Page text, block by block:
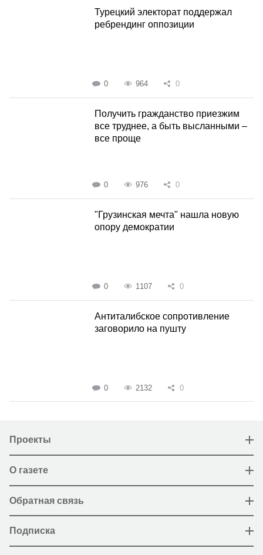
Турецкий электорат поддержал
ребрендинг оппозиции
0 964 0
Получить гражданство приезжим
все труднее, а быть высланными –
все проще
0 976 0
"Грузинская мечта" нашла новую
опору демократии
0 1107 0
Антиталибское сопротивление
заговорило на пушту
0 2132 0
Проекты
О газете
Обратная связь
Подписка